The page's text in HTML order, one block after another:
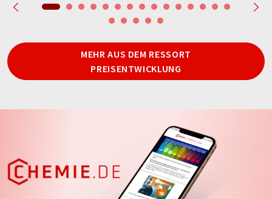
MEHR AUS DEM RESSORT
PREISENTWICKLUNG